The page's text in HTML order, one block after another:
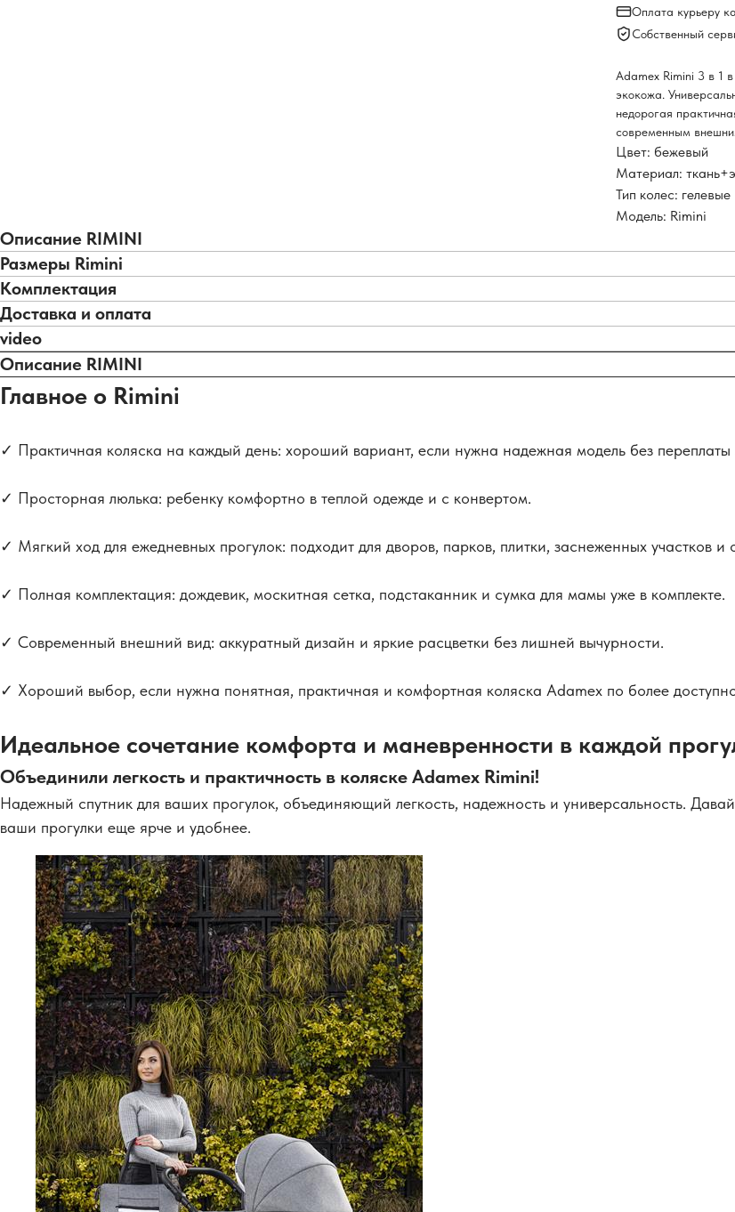
Оплата курьеру
Собственный
Adamex Rimini 3 в 1
экокожа.
недорогая
современным
Цвет: бежевый
Материал:
Тип колес: гелевые
Модель: Rimini
Описание RIMINI
Размеры Rimini
Комплектация
Доставка и оплата
video
Описание RIMINI
Главное о Rimini
✓ Практичная коляска на каждый день: хороший вариант, если нужна надежная модель без переплаты
✓ Просторная люлька: ребенку комфортно в теплой одежде и с конвертом.
✓ Мягкий ход для ежедневных прогулок: подходит для дворов, парков, плитки, заснеженных участков и
✓ Полная комплектация: дождевик, москитная сетка, подстаканник и сумка для мамы уже в комплекте.
✓ Современный внешний вид: аккуратный дизайн и яркие расцветки без лишней вычурности.
✓ Хороший выбор, если нужна понятная, практичная и комфортная коляска Adamex по более
Идеальное сочетание комфорта и маневренности в каждой
Объединили легкость и практичность в коляске Adamex Rimini!
Надежный спутник для ваших прогулок, объединяющий легкость, надежность и универсальность.
ваши прогулки еще ярче и удобнее.